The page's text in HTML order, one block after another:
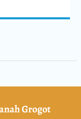
Grogot